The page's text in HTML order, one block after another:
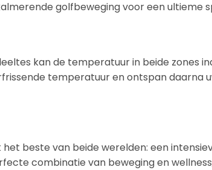
golfbeweging voor een ultieme
kan de temperatuur in beide zones
temperatuur en ontspan daarna
beste van beide werelden: een
combinatie van beweging en